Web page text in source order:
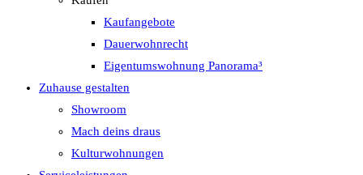
Kaufangebote
Dauerwohnrecht
Eigentumswohnung Panorama³
Zuhause gestalten
Showroom
Mach deins draus
Kulturwohnungen